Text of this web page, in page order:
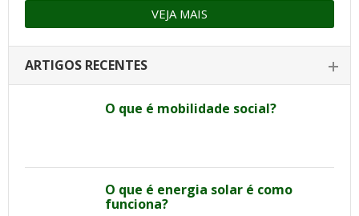
VEJA MAIS
ARTIGOS RECENTES
O que é mobilidade social?
O que é energia solar é como
funciona?